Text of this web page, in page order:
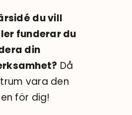
BUTIKER
RESTAURANGER
VÅRD OCH HÄLSA
du vill
funderar du
din
Då
vara den
för dig!